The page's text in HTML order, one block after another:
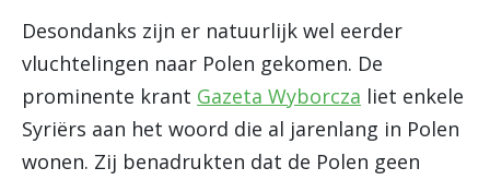
Desondanks zijn er natuurlijk wel eerder
vluchtelingen naar Polen gekomen. De
prominente krant Gazeta Wyborcza liet enkele
Syriërs aan het woord die al jarenlang in Polen
wonen. Zij benadrukten dat de Polen geen